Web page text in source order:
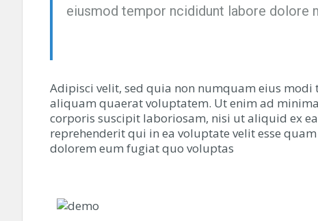
eiusmod tempor ncididunt labore dolore
Adipisci velit, sed quia non numquam eius
aliquam quaerat voluptatem. Ut enim ad
corporis suscipit laboriosam, nisi ut aliquid ex
reprehenderit qui in ea voluptate velit esse
dolorem eum fugiat quo voluptas